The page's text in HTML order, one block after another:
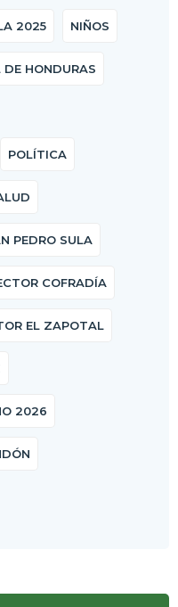
2025 NIÑOS
HONDURAS
POLÍTICA
PEDRO SULA
COFRADÍA
EL ZAPOTAL
2026